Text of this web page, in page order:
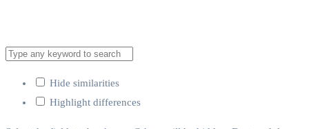
Hide similarities
Highlight differences